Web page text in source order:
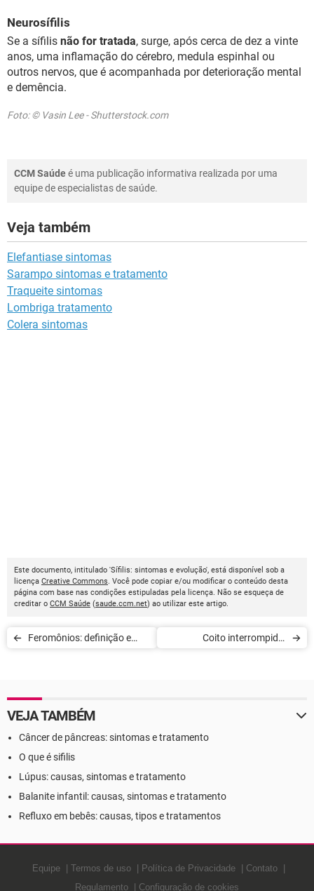
Neurosífilis
Se a sífilis não for tratada, surge, após cerca de dez a vinte
anos, uma inflamação do cérebro, medula espinhal ou
outros nervos, que é acompanhada por deterioração mental
e demência.
Foto: © Vasin Lee - Shutterstock.com
CCM Saúdeé uma publicação informativa realizada por uma
equipe de especialistas de saúde.
Veja também
Elefantiase sintomas
Sarampo sintomas e tratamento
Traqueite sintomas
Lombriga tratamento
Colera sintomas
Este documento, intitulado 'Sífilis: sintomas e evolução', está disponível sob a
licença Creative Commons. Você pode copiar e/ou modificar o conteúdo desta
página com base nas condições estipuladas pela licença. Não se esqueça de
creditar o CCM Saúde (saude.ccm.net) ao utilizar este artigo.
Feromônios: definição e
Coito interrompido:
VEJA TAMBÉM
Câncer de pâncreas: sintomas e tratamento
O que é sifilis
Lúpus: causas, sintomas e tratamento
Balanite infantil: causas, sintomas e tratamento
Refluxo em bebês: causas, tipos e tratamentos
Equipe Termos de uso Política de Privacidade
Contato
Regulamento
Configuração de cookies